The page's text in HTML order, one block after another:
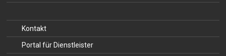
Kontakt
Portal für Dienstleister